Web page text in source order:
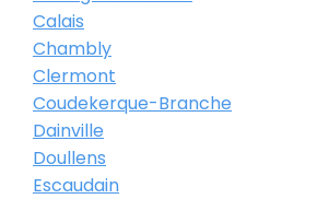
Calais
Chambly
Clermont
Coudekerque-Branche
Dainville
Doullens
Escaudain